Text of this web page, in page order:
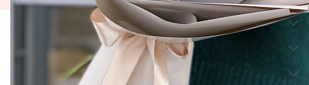
Информация о товаре
В комплекте фирменная упаковка
Оплата
Банковской картой
- MasterCard, MasterCard Electronic,
Maestro, Visa, Visa Electron.